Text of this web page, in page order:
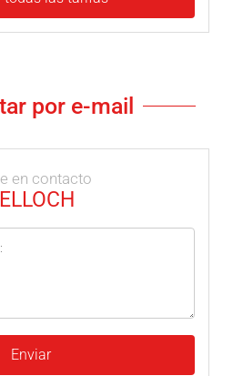
por e-mail
en contacto
Enviar